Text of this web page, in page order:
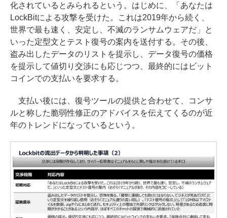
化されているとみられるという。はじめに、「あなたは
LockBitによる攻撃を受けた。これは2019年から続く、
世界で最も速く、安定し、不滅のランサムウェアだ」と
いった定型文とテスト復号の案内を送付する。その後、
盗み出したデータのリストを提示し、データ復号の価格
を提示して値切り交渉にも応じつつ、最終的にはビット
コインでの支払いを要求する。
支払い後には、復号ツールの提供と合わせて、コンサ
ルと称した脆弱性修正のアドバイスを伝えてくるのが近
年のトレンドになっているという。